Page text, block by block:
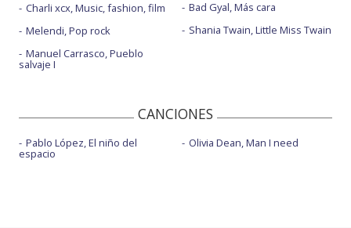
Charli xcx, Music, fashion, film
Melendi, Pop rock
Manuel Carrasco, Pueblo
salvaje I
Bad Gyal, Más cara
Shania Twain, Little Miss Twain
CANCIONES
Pablo López, El niño del
espacio
Olivia Dean, Man I need